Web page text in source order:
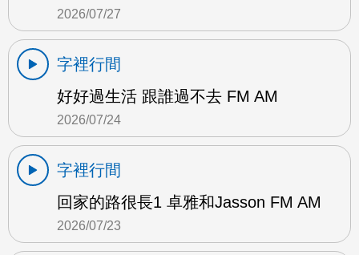
2026/07/27
字裡行間
好好過生活 跟誰過不去 FM AM
2026/07/24
字裡行間
回家的路很長1 卓雅和Jasson FM AM
2026/07/23